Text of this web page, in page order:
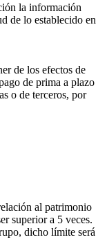
la información
de lo establecido en
de los efectos de
de prima a plazo
o de terceros, por
al patrimonio
superior a 5 veces.
dicho límite será